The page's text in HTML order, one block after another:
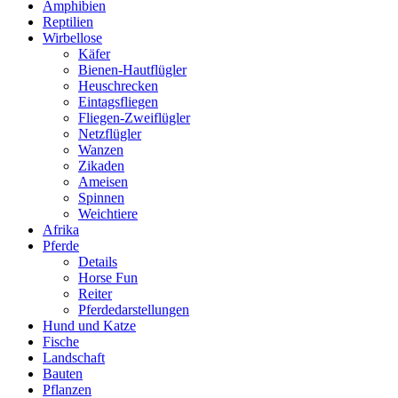
Amphibien
Reptilien
Wirbellose
Käfer
Bienen-Hautflügler
Heuschrecken
Eintagsfliegen
Fliegen-Zweiflügler
Netzflügler
Wanzen
Zikaden
Ameisen
Spinnen
Weichtiere
Afrika
Pferde
Details
Horse Fun
Reiter
Pferdedarstellungen
Hund und Katze
Fische
Landschaft
Bauten
Pflanzen